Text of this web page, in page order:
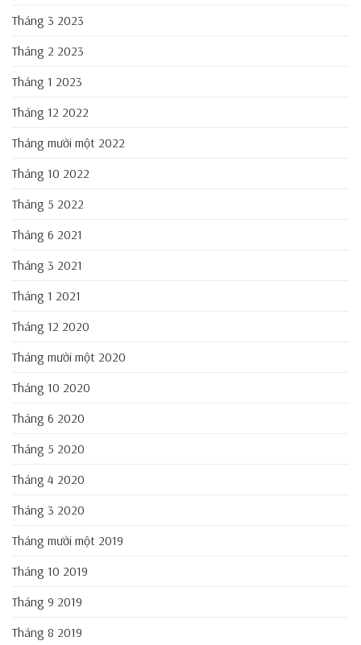
Tháng 3 2023
Tháng 2 2023
Tháng 1 2023
Tháng 12 2022
Tháng mười một 2022
Tháng 10 2022
Tháng 5 2022
Tháng 6 2021
Tháng 3 2021
Tháng 1 2021
Tháng 12 2020
Tháng mười một 2020
Tháng 10 2020
Tháng 6 2020
Tháng 5 2020
Tháng 4 2020
Tháng 3 2020
Tháng mười một 2019
Tháng 10 2019
Tháng 9 2019
Tháng 8 2019